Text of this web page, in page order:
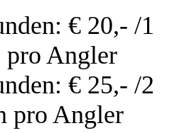
€ 20,- /1
pro Angler
€ 25,- /2
pro Angler